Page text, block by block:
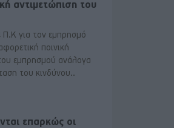
αντιμετώπιση του
για τον εμπρησμό
ποινική
εμπρησμού ανάλογα
του κινδύνου..
επαρκώς οι